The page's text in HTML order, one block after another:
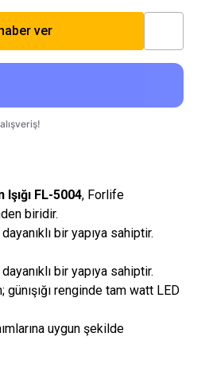
ver
FL-5004, Forlife
biridir.
bir yapıya sahiptir.
bir yapıya sahiptir.
renginde tam watt LED
uygun şekilde